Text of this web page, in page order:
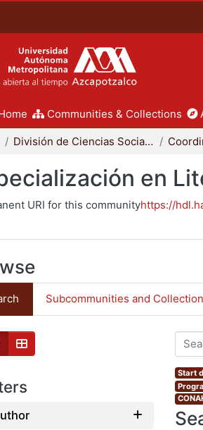
Communities & Collections
División de Ciencias Sociales y Humanidades
en
URI for this communityhttps://
Subcommunities and
Start